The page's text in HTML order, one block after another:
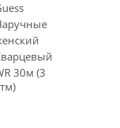
30м (3